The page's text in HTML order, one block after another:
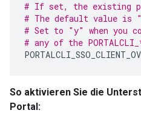
# If set, the existing
# The default value is
# Set to "y" when you
# any of the
So aktivieren Sie die
Portal: